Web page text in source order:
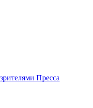
Пресса